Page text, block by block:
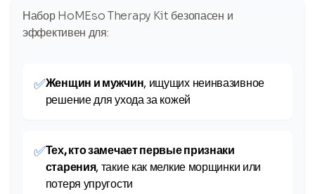
Набор HoMEso Therapy Kit безопасен и
эффективен для:
✅Женщин и мужчин, ищущих неинвазивное
решение для ухода за кожей
✅Тех, кто замечает первые признаки
старения, такие как мелкие морщинки или
потеря упругости